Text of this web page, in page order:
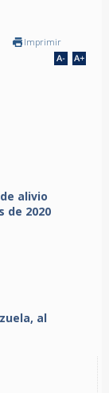
Imprimir
alivio
de 2020
al